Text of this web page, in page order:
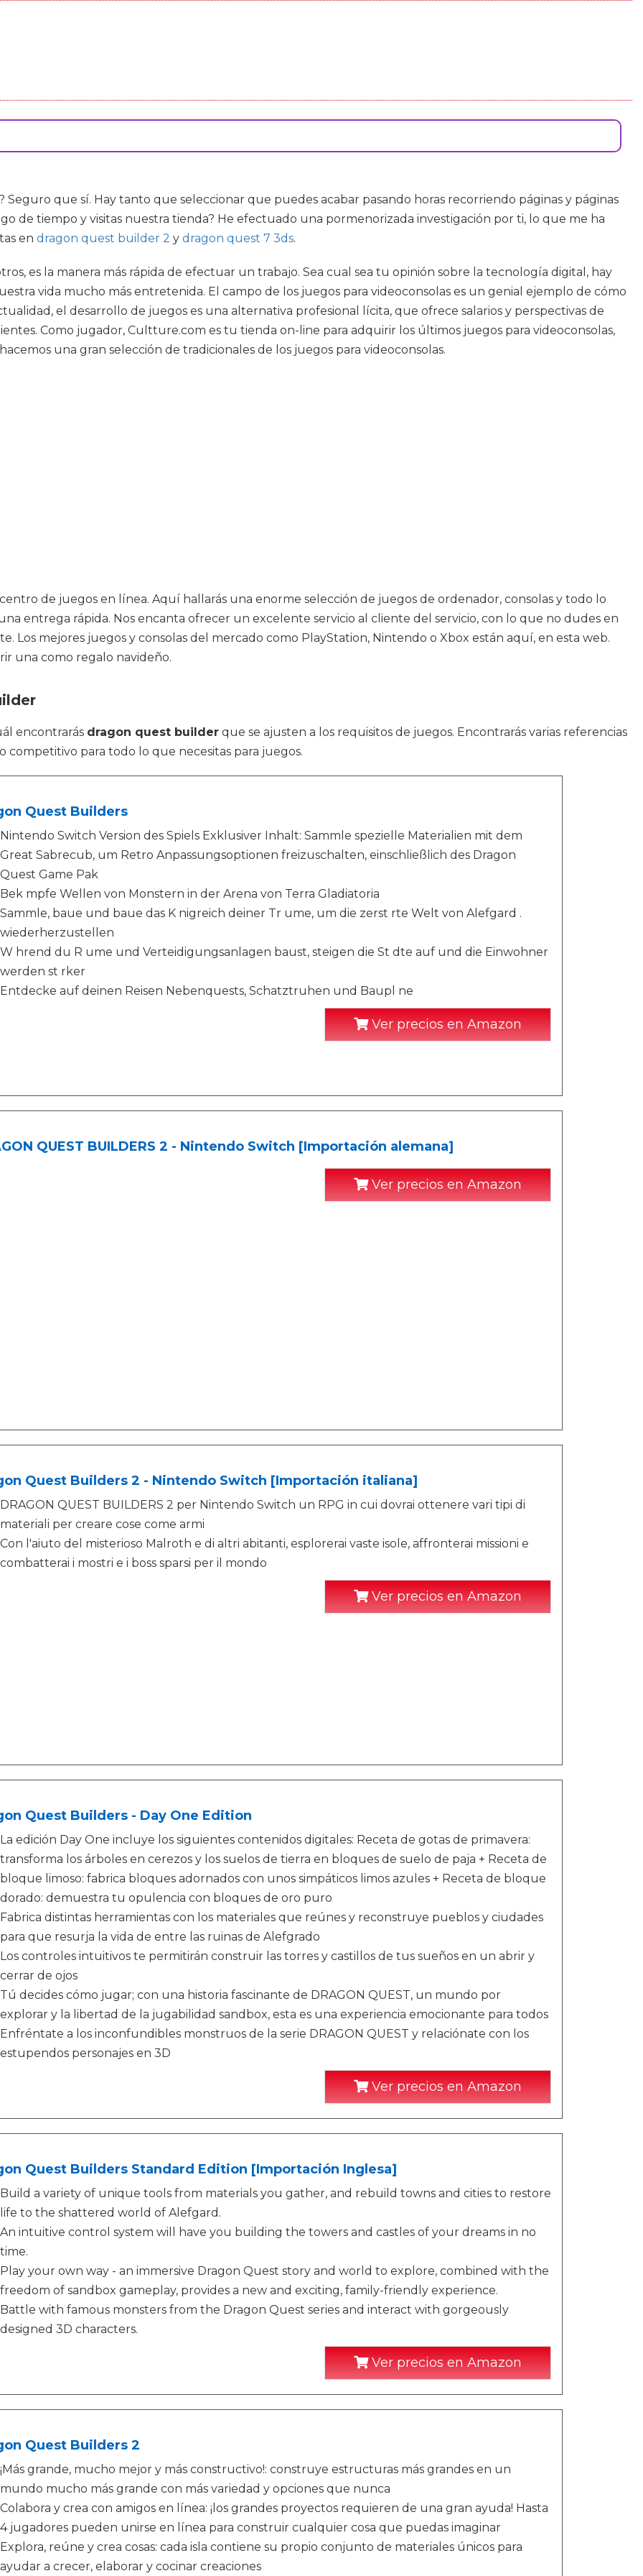
Seguro que sí. Hay tanto que seleccionar que puedes acabar pasando horas recorriendo páginas y páginas
de tiempo y visitas nuestra tienda? He efectuado una pormenorizada investigación por ti, lo que me ha
en dragon quest builder 2 y dragon quest 7 3ds.
es la manera más rápida de efectuar un trabajo. Sea cual sea tu opinión sobre la tecnología digital, hay
vida mucho más entretenida. El campo de los juegos para videoconsolas es un genial ejemplo de cómo
el desarrollo de juegos es una alternativa profesional lícita, que ofrece salarios y perspectivas de
Como jugador, Cultture.com es tu tienda on-line para adquirir los últimos juegos para videoconsolas,
una gran selección de tradicionales de los juegos para videoconsolas.
de juegos en línea. Aquí hallarás una enorme selección de juegos de ordenador, consolas y todo lo
entrega rápida. Nos encanta ofrecer un excelente servicio al cliente del servicio, con lo que no dudes en
mejores juegos y consolas del mercado como PlayStation, Nintendo o Xbox están aquí, en esta web.
una como regalo navideño.
encontrarás dragon quest builder que se ajusten a los requisitos de juegos. Encontrarás varias referencias
para todo lo que necesitas para juegos.
Quest Builders
Nintendo Switch Version des Spiels Exklusiver Inhalt: Sammle spezielle Materialien mit dem
Great Sabrecub, um Retro Anpassungsoptionen freizuschalten, einschließlich des Dragon
Quest Game Pak
Bek mpfe Wellen von Monstern in der Arena von Terra Gladiatoria
Sammle, baue und baue das K nigreich deiner Tr ume, um die zerst rte Welt von Alefgard .
wiederherzustellen
W hrend du R ume und Verteidigungsanlagen baust, steigen die St dte auf und die Einwohner
werden st rker
Entdecke auf deinen Reisen Nebenquests, Schatztruhen und Baupl ne
Ver precios en Amazon
QUEST BUILDERS 2 - Nintendo Switch [Importación alemana]
Ver precios en Amazon
Quest Builders 2 - Nintendo Switch [Importación italiana]
DRAGON QUEST BUILDERS 2 per Nintendo Switch un RPG in cui dovrai ottenere vari tipi di
materiali per creare cose come armi
Con l'aiuto del misterioso Malroth e di altri abitanti, esplorerai vaste isole, affronterai missioni e
combatterai i mostri e i boss sparsi per il mondo
Ver precios en Amazon
Quest Builders - Day One Edition
La edición Day One incluye los siguientes contenidos digitales: Receta de gotas de primavera:
transforma los árboles en cerezos y los suelos de tierra en bloques de suelo de paja + Receta de
bloque limoso: fabrica bloques adornados con unos simpáticos limos azules + Receta de bloque
dorado: demuestra tu opulencia con bloques de oro puro
Fabrica distintas herramientas con los materiales que reúnes y reconstruye pueblos y ciudades
para que resurja la vida de entre las ruinas de Alefgrado
Los controles intuitivos te permitirán construir las torres y castillos de tus sueños en un abrir y
cerrar de ojos
Tú decides cómo jugar; con una historia fascinante de DRAGON QUEST, un mundo por
explorar y la libertad de la jugabilidad sandbox, esta es una experiencia emocionante para todos
Enfréntate a los inconfundibles monstruos de la serie DRAGON QUEST y relaciónate con los
estupendos personajes en 3D
Ver precios en Amazon
Quest Builders Standard Edition [Importación Inglesa]
Build a variety of unique tools from materials you gather, and rebuild towns and cities to restore
life to the shattered world of Alefgard.
An intuitive control system will have you building the towers and castles of your dreams in no
time.
Play your own way - an immersive Dragon Quest story and world to explore, combined with the
freedom of sandbox gameplay, provides a new and exciting, family-friendly experience.
Battle with famous monsters from the Dragon Quest series and interact with gorgeously
designed 3D characters.
Ver precios en Amazon
Quest Builders 2
¡Más grande, mucho mejor y más constructivo!: construye estructuras más grandes en un
mundo mucho más grande con más variedad y opciones que nunca
Colabora y crea con amigos en línea: ¡los grandes proyectos requieren de una gran ayuda! Hasta
4 jugadores pueden unirse en línea para construir cualquier cosa que puedas imaginar
Explora, reúne y crea cosas: cada isla contiene su propio conjunto de materiales únicos para
ayudar a crecer, elaborar y cocinar creaciones